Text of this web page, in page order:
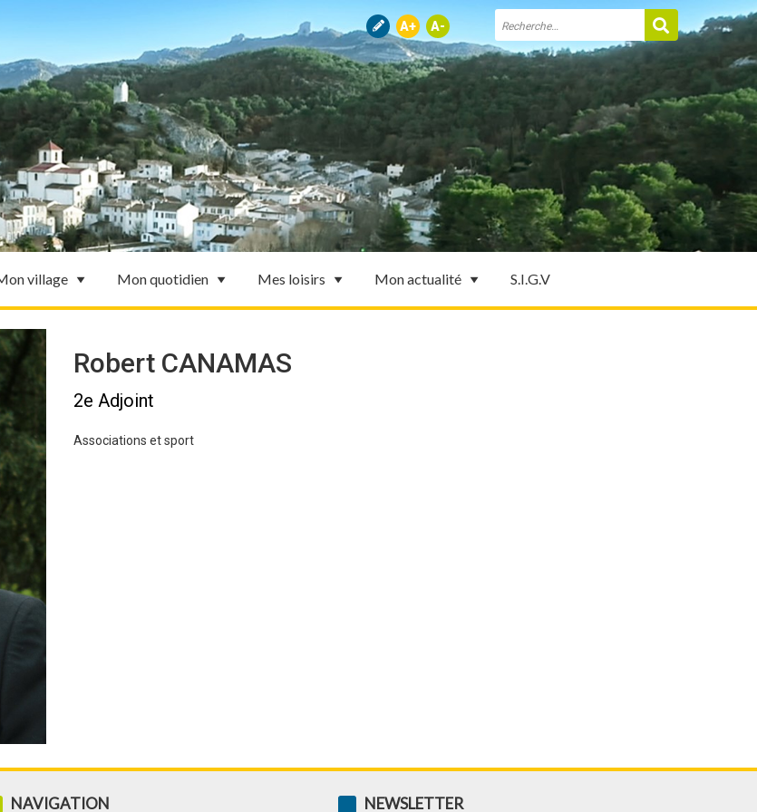
village Mon quotidien Mes loisirs Mon actualité S.I.G.V
Robert CANAMAS
2e Adjoint
Associations et sport
NAVIGATION NEWSLETTER